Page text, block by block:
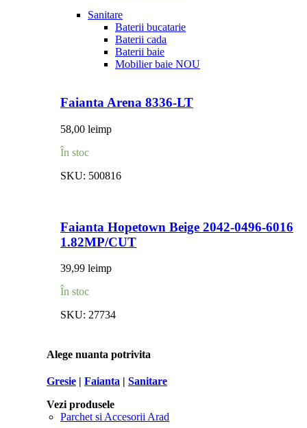
Sanitare
Baterii bucatarie
Baterii cada
Baterii baie
Mobilier baie NOU
Faianta Arena 8336-LT
58,00 leimp
În stoc
SKU: 500816
Faianta Hopetown Beige 2042-0496-6016
1.82MP/CUT
39,99 leimp
În stoc
SKU: 27734
Alege nuanta potrivita
Gresie | Faianta | Sanitare
Vezi produsele
Parchet si Accesorii Arad